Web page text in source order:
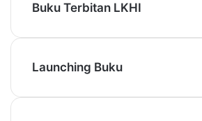
Buku Terbitan LKHI
Launching Buku